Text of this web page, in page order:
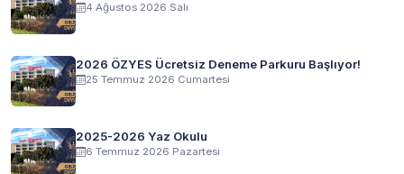
4 Ağustos 2026 Salı
2026 ÖZYES Ücretsiz Deneme Parkuru Başlıyor!
25 Temmuz 2026 Cumartesi
2025-2026 Yaz Okulu
6 Temmuz 2026 Pazartesi